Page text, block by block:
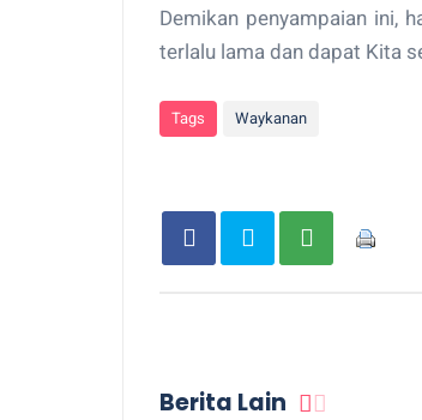
Demikan penyampaian ini,
terlalu lama dan dapat Kita
Tags Waykanan
Berita Lain